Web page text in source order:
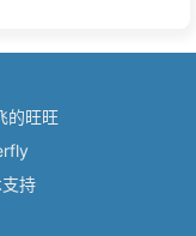
的旺旺
持